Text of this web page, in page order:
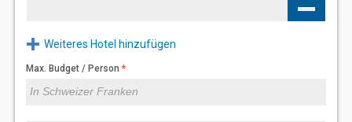
Weiteres Hotel hinzufügen
Max. Budget / Person